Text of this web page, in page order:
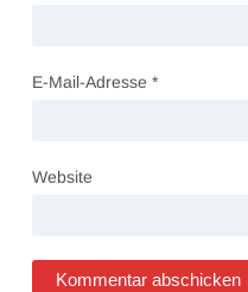
E-Mail-Adresse *
Website